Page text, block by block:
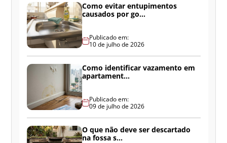
Como evitar entupimentos
causados por go...
Publicado em:
10 de julho de 2026
Como identificar vazamento em
apartament...
Publicado em:
09 de julho de 2026
O que não deve ser descartado
na fossa s...